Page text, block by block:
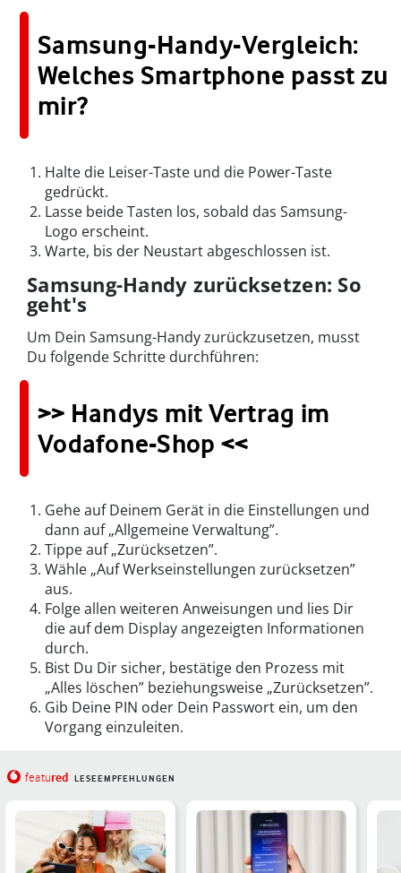
Samsung-Handy-Vergleich:
Welches Smartphone passt zu
mir?
Halte die Leiser-Taste und die Power-Taste
gedrückt.
Lasse beide Tasten los, sobald das Samsung-
Logo erscheint.
Warte, bis der Neustart abgeschlossen ist.
Samsung-Handy zurücksetzen: So
geht's
Um Dein Samsung-Handy zurückzusetzen, musst
Du folgende Schritte durchführen:
>> Handys mit Vertrag im
Vodafone-Shop <<
Gehe auf Deinem Gerät in die Einstellungen und
dann auf „Allgemeine Verwaltung”.
Tippe auf „Zurücksetzen”.
Wähle „Auf Werkseinstellungen zurücksetzen”
aus.
Folge allen weiteren Anweisungen und lies Dir
die auf dem Display angezeigten Informationen
durch.
Bist Du Dir sicher, bestätige den Prozess mit
„Alles löschen” beziehungsweise „Zurücksetzen”.
Gib Deine PIN oder Dein Passwort ein, um den
Vorgang einzuleiten.
featured LESEEMPFEHLUNGEN